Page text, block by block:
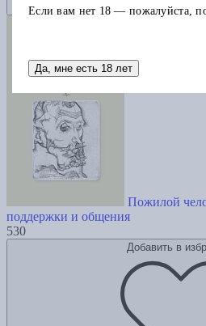
Пожилой
поддержки и общения
530
Добавить в
Если вам нет 18 — пожалуйста,
Да, мне есть 18 лет